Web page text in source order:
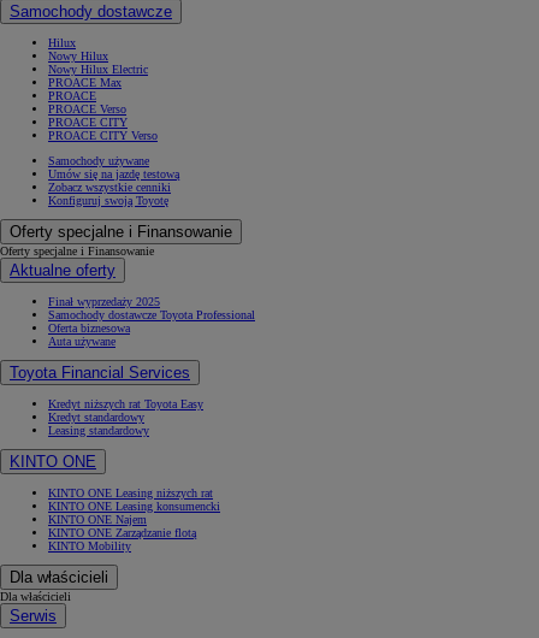
Samochody dostawcze
Hilux
Nowy Hilux
Nowy Hilux Electric
PROACE Max
PROACE
PROACE Verso
PROACE CITY
PROACE CITY Verso
Samochody używane
Umów się na jazdę testową
Zobacz wszystkie cenniki
Konfiguruj swoją Toyotę
Oferty specjalne i Finansowanie
Oferty specjalne i Finansowanie
Aktualne oferty
Finał wyprzedaży 2025
Samochody dostawcze Toyota Professional
Oferta biznesowa
Auta używane
Toyota Financial Services
Kredyt niższych rat Toyota Easy
Kredyt standardowy
Leasing standardowy
KINTO ONE
KINTO ONE Leasing niższych rat
KINTO ONE Leasing konsumencki
KINTO ONE Najem
KINTO ONE Zarządzanie flotą
KINTO Mobility
Dla właścicieli
Dla właścicieli
Serwis